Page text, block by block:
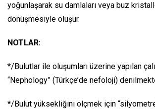
yoğunlaşarak su damlaları veya buz
dönüşmesiyle oluşur.
NOTLAR:
*/Bulutlar ile oluşumları üzerine yapılan
“Nephology” (Türkçe’de nefoloji)
*/Bulut yüksekliğini ölçmek için